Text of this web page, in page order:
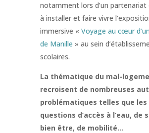
notamment lors d’un partenariat
à installer et faire vivre
immersive « Voyage au cœur
de Manille » au sein
scolaires.
La thématique du mal-
recroisent de nombreuses
problématiques telles que les
questions d’accès à l’eau, de
bien être, de mobilité…